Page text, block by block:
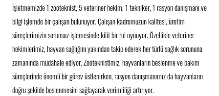
İşletmemizde 1 zooteknist, 5 veteriner hekim, 1 tekniker, 1 rasyon danışmanı ve
bilgi işlemde bir çalışan bulunuyor. Çalışan kadromuzun kalitesi, üretim
süreçlerimizin sorunsuz işlemesinde kilit bir rol oynuyor. Özellikle veteriner
hekimlerimiz, hayvan sağlığını yakından takip ederek her türlü sağlık sorununa
zamanında müdahale ediyor. Zooteknistimiz, hayvanların beslenme ve bakım
süreçlerinde önemli bir görev üstlenirken, rasyon danışmanımız da hayvanların
doğru şekilde beslenmesini sağlayarak verimliliği artırıyor.